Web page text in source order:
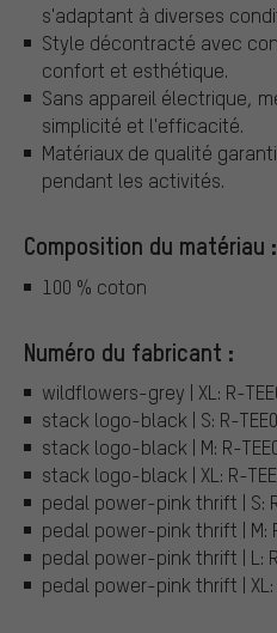
s'adaptant à diverses
Style décontracté avec
confort et esthétique.
Sans appareil électrique,
simplicité et l'efficacité.
Matériaux de qualité
pendant les activités.
Composition du matériau :
100 % coton
Numéro du fabricant :
wildflowers-grey | XL: R-
stack logo-black | S: R-
stack logo-black | M: R-
stack logo-black | XL: R-
pedal power-pink thrift | S:
pedal power-pink thrift | M:
pedal power-pink thrift | L:
pedal power-pink thrift | XL: